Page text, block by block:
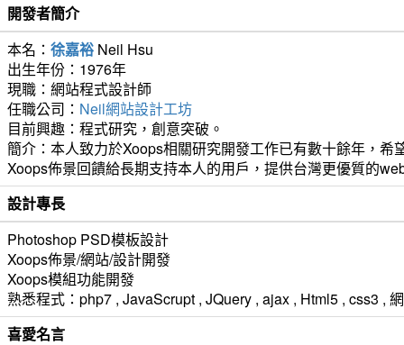
開發者簡介
本名： 徐嘉裕 Neil Hsu
出生年份：1976年
現職：網站程式設計師
任職公司： Neil網站設計工坊
目前興趣：程式研究，創意突破。
簡介：本人致力於Xoops相關研究開發工作已有數十餘年，
Xoops佈景回饋給長期支持本人的用戶，提供台灣更優質的
設計專長
Photoshop PSD模板設計
Xoops佈景/網站/設計開發
Xoops模組功能開發
熟悉程式：php7 , JavaScrupt , JQuery , ajax , Html5 , css3 ,
喜愛名言